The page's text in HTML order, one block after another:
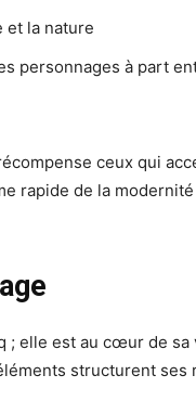
et la nature
personnages à part
ceux qui
rapide de la
; elle est au cœur de sa
structurent ses